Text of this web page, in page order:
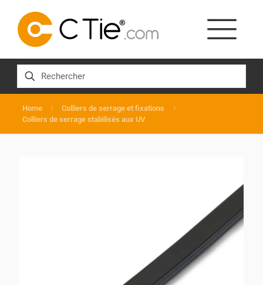
Home
Colliers de serrage et fixations
Colliers de serrage stabilisés aux UV